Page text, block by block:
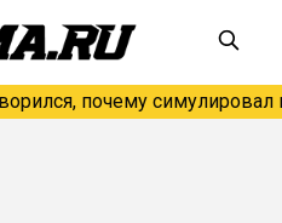
почему симулировал